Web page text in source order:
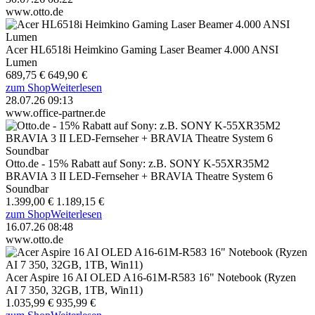
www.otto.de
Acer HL6518i Heimkino Gaming Laser Beamer 4.000 ANSI
Lumen
689,75 € 649,90 €
zum ShopWeiterlesen
28.07.26 09:13
www.office-partner.de
Otto.de - 15% Rabatt auf Sony: z.B. SONY K-55XR35M2
BRAVIA 3 II LED-Fernseher + BRAVIA Theatre System 6
Soundbar
1.399,00 € 1.189,15 €
zum ShopWeiterlesen
16.07.26 08:48
www.otto.de
Acer Aspire 16 AI OLED A16-61M-R583 16" Notebook (Ryzen
AI 7 350, 32GB, 1TB, Win11)
1.035,99 € 935,99 €